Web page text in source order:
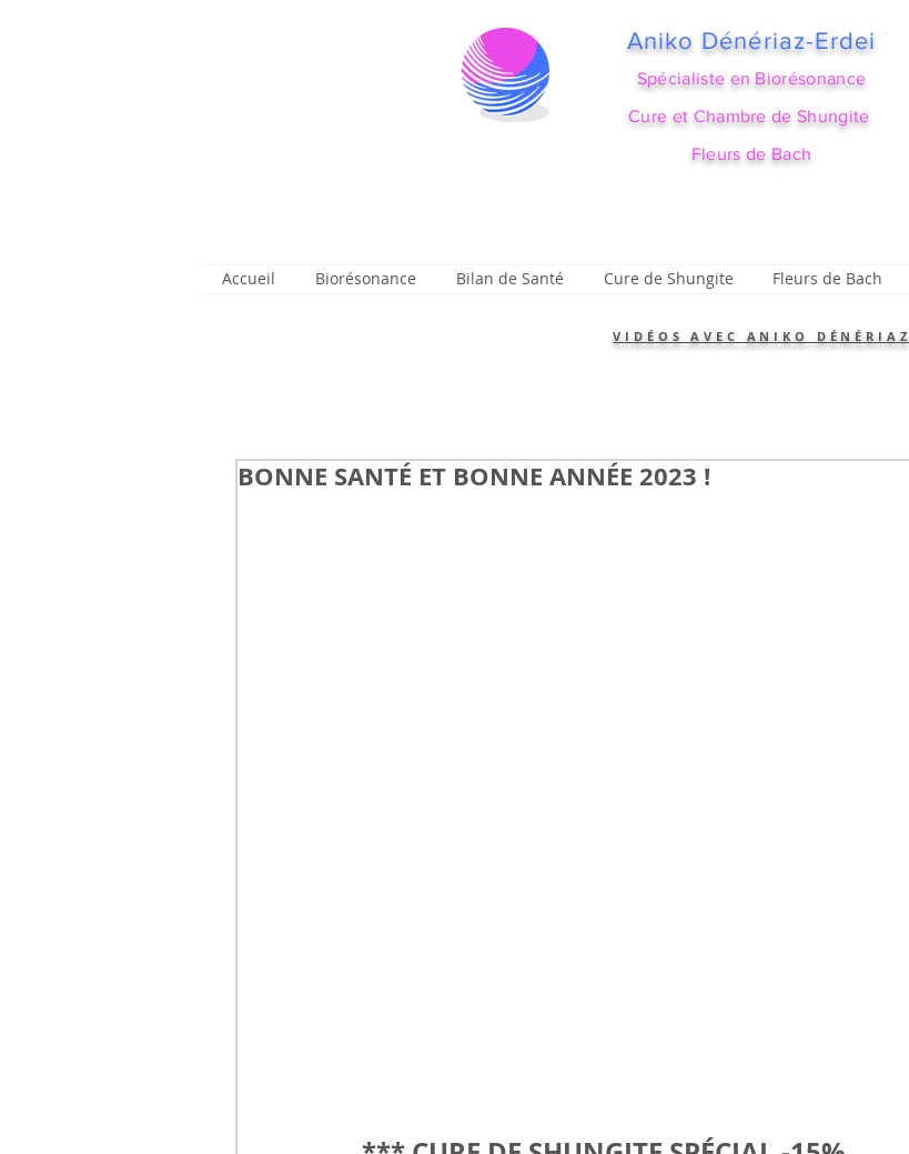
Aniko Dénériaz-Erdei
Spécialiste en Biorésonance
Cure et Chambre de Shungite
Fleurs de Bach
Accueil Biorésonance Bilan de Santé Cure de Shungite Fleurs de Bach
VIDÉOS AVEC ANIKO DÉNÉRIAZ
BONNE SANTÉ ET BONNE ANNÉE 2023 !